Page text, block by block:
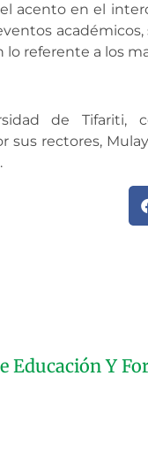
acento en el
lo referente a los
de Tifariti,
sus rectores,